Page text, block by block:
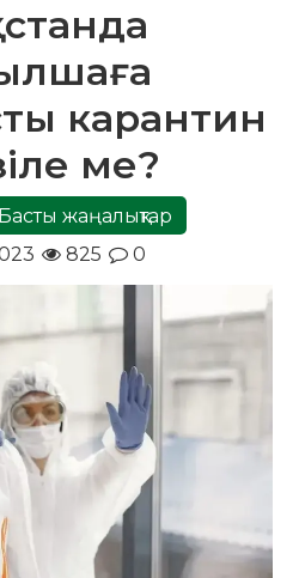
карантин
ме?
Басты жаңалықтар
825 0